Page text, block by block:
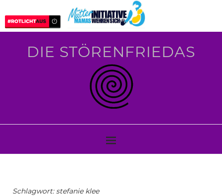
DIE STÖRENFRIEDAS
Schlagwort:stefanie klee